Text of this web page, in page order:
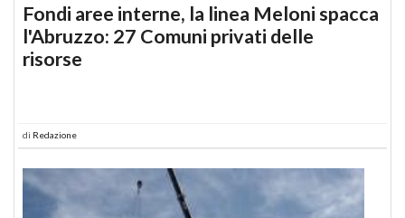
Fondi aree interne, la linea Meloni spacca
l'Abruzzo: 27 Comuni privati delle
risorse
di Redazione